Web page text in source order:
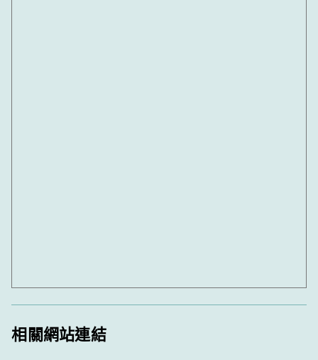
相關網站連結